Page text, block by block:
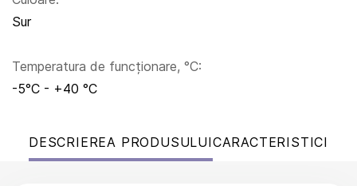
Sur
Temperatura de funcționare, °C:
-5°C - +40 °C
DESCRIEREA PRODUSULUICARACTERISTICI